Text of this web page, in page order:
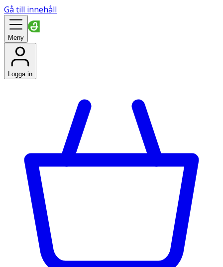
Gå till innehåll
Meny
Logga in